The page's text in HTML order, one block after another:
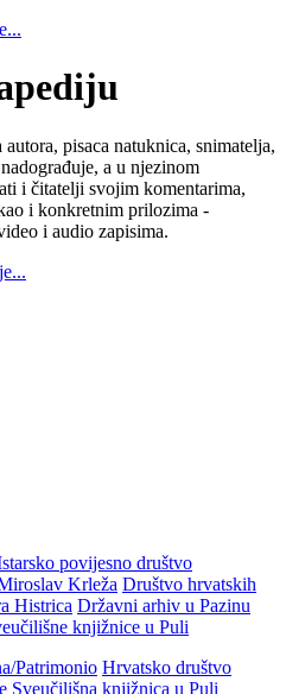
pisaca natuknica, snimatelja,
a u njezinom
i čitatelji svojim komentarima,
i konkretnim prilozima -
i audio zapisima.
povijesno društvo
Krleža Društvo hrvatskih
Histrica Državni arhiv u Pazinu
knjižnice u Puli
Patrimonio Hrvatsko društvo
Sveučilišna knjižnica u Puli